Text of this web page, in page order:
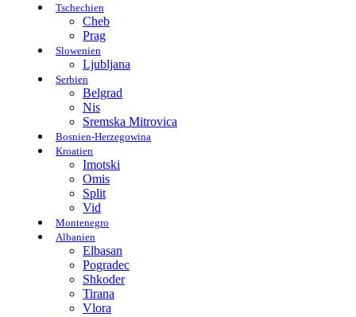
Tschechien
Cheb
Prag
Slowenien
Ljubljana
Serbien
Belgrad
Nis
Sremska Mitrovica
Bosnien-Herzegowina
Kroatien
Imotski
Omis
Split
Vid
Montenegro
Albanien
Elbasan
Pogradec
Shkoder
Tirana
Vlora